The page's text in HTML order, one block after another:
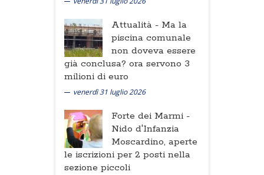
Attualità - Ma la
piscina comunale
non doveva essere
già conclusa? ora servono 3
milioni di euro
venerdì 31 luglio 2026
Forte dei Marmi -
Nido d'Infanzia
Moscardino, aperte
le iscrizioni per 2 posti nella
sezione piccoli